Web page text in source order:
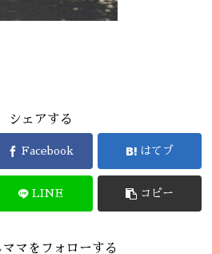
シェアする
Facebook はてブ
LINE コピー
ママをフォローする